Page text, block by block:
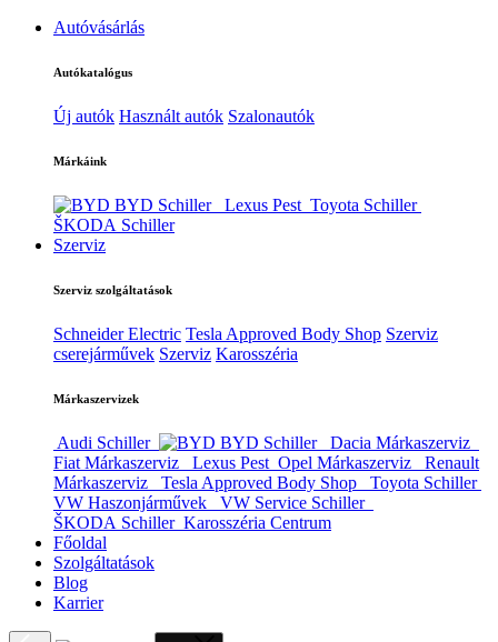
Autóvásárlás
Autókatalógus
Új autók Használt autók Szalonautók
Márkáink
BYD Schiller Lexus Pest Toyota Schiller
ŠKODA Schiller
Szerviz
Szerviz szolgáltatások
Schneider Electric Tesla Approved Body Shop Szerviz
cserejárművek Szerviz Karosszéria
Márkaszervizek
Audi Schiller BYD Schiller
Dacia Márkaszerviz
Fiat Márkaszerviz
Lexus Pest Opel Márkaszerviz
Renault
Márkaszerviz
Tesla Approved Body Shop
Toyota Schiller
VW Haszonjárművek
VW Service Schiller
ŠKODA Schiller Karosszéria Centrum
Főoldal
Szolgáltatások
Blog
Karrier